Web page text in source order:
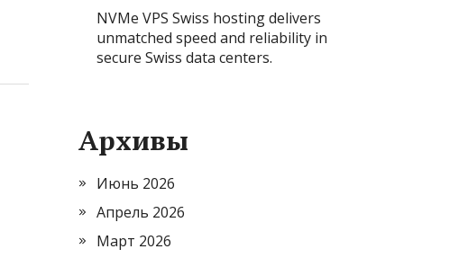
NVMe VPS Swiss hosting delivers
unmatched speed and reliability in
secure Swiss data centers.
Архивы
Июнь 2026
Апрель 2026
Март 2026